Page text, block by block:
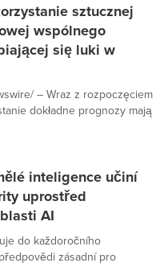
sztucznej
wspólnego
się luki w
– Wraz z rozpoczęciem
dokładne prognozy mają
inteligence učiní
uprostřed
AI
do každoročního
zásadní pro